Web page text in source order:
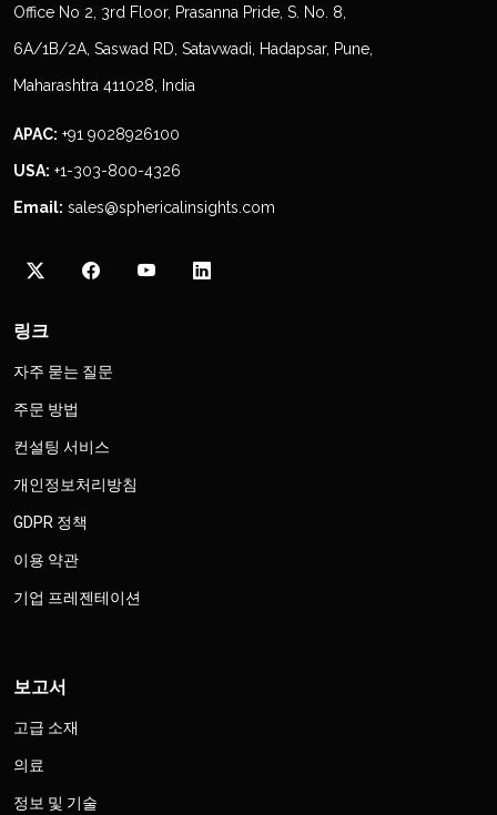
Office No 2, 3rd Floor, Prasanna Pride, S. No. 8,
6A/1B/2A, Saswad RD, Satavwadi, Hadapsar, Pune,
Maharashtra 411028, India
APAC: +91 9028926100
USA: +1-303-800-4326
Email: sales@sphericalinsights.com
링크
자주 묻는 질문
주문 방법
컨설팅 서비스
개인정보처리방침
GDPR 정책
이용 약관
기업 프레젠테이션
보고서
고급 소재
의료
정보 및 기술